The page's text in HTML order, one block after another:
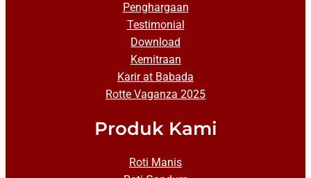
Penghargaan
Testimonial
Download
Kemitraan
Karir at Babada
Rotte Vaganza 2025
Produk Kami
Roti Manis